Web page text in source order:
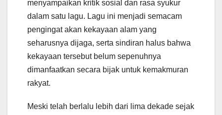
menyampaikan kritik sosial dan rasa syukur
dalam satu lagu. Lagu ini menjadi semacam
pengingat akan kekayaan alam yang
seharusnya dijaga, serta sindiran halus bahwa
kekayaan tersebut belum sepenuhnya
dimanfaatkan secara bijak untuk kemakmuran
rakyat.
Meski telah berlalu lebih dari lima dekade sejak